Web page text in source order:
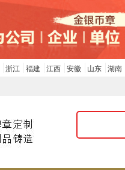
浙江 福建 江西 安徽 山东 湖南